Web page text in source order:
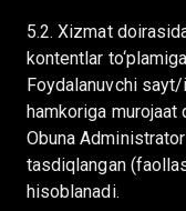
5.2. Xizmat
kontentlar
Foydalanuvchi
hamkoriga murojaat
Obuna
tasdiqlangan
hisoblanadi.